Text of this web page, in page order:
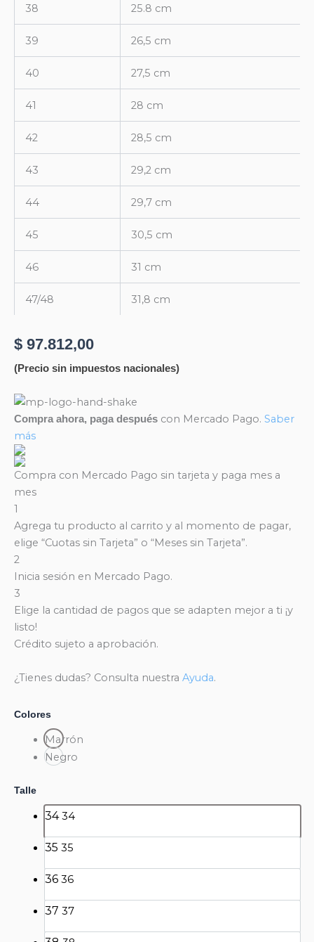
38 25.8 cm
39 26,5 cm
40 27,5 cm
41 28 cm
42 28,5 cm
43 29,2 cm
44 29,7 cm
45 30,5 cm
46 31 cm
47/48 31,8 cm
$ 97.812,00
(Precio sin impuestos nacionales)
Compra ahora, paga después con Mercado Pago. Saber
más
Compra con Mercado Pago sin tarjeta y paga mes a
mes
1
Agrega tu producto al carrito y al momento de pagar,
elige “Cuotas sin Tarjeta” o “Meses sin Tarjeta”.
2
Inicia sesión en Mercado Pago.
3
Elige la cantidad de pagos que se adapten mejor a ti ¡y
listo!
Crédito sujeto a aprobación.
¿Tienes dudas? Consulta nuestra Ayuda.
Colores
Marrón
Negro
Talle
34 34
35 35
36 36
37 37
ART
119
cantidad